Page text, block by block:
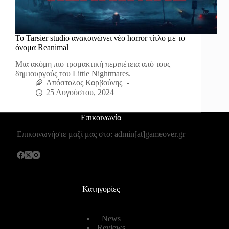
Το Tarsier studio ανακοινώνει νέο horror τίτλο με το
όνομα Reanimal
Μια ακόμη πιο τρομακτική περιπέτεια από τους
δημιουργούς του Little Nightmares.
Απόστολος Καρβούνης
25 Αυγούστου, 2024
Επικοινωνία
Επικοινωνήστε μαζί μας στο: admin[at]gameover.gr
Κατηγορίες
News